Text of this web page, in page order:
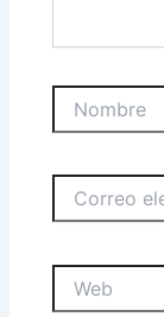
electrónico